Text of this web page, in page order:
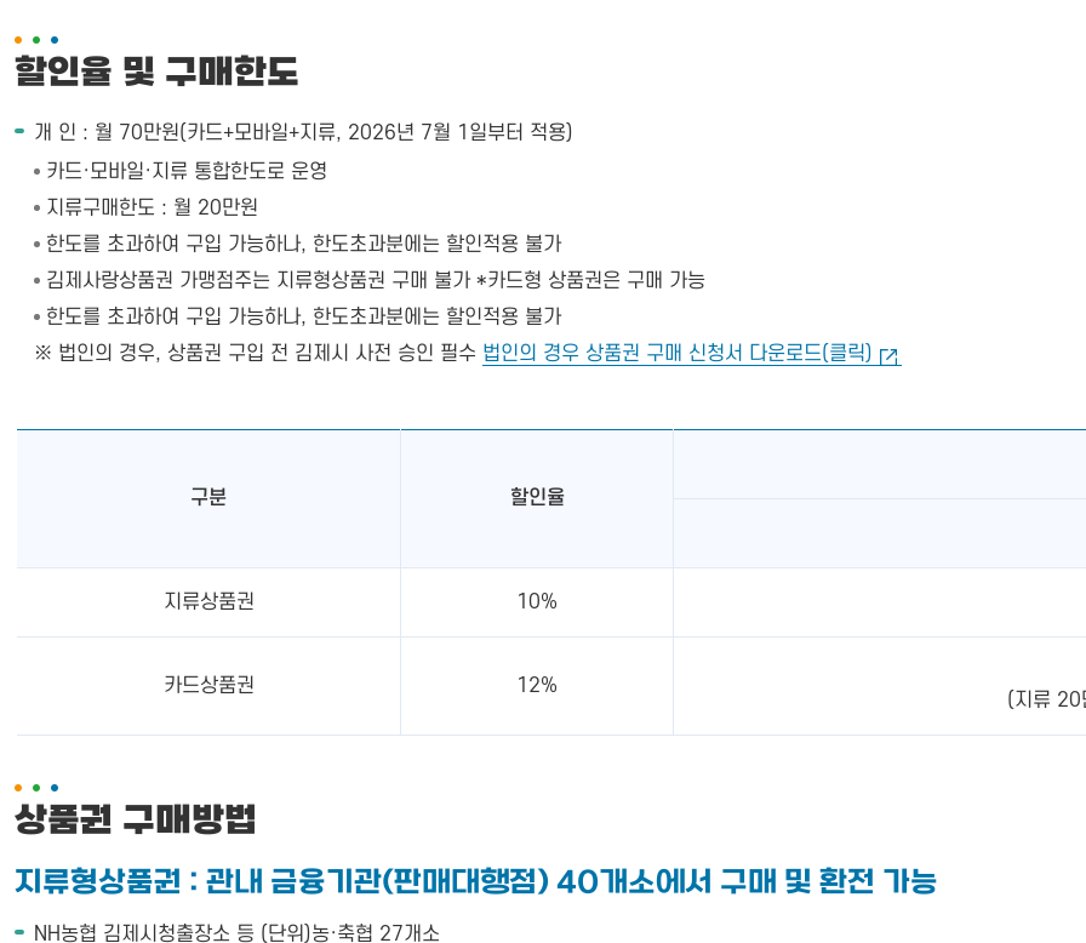
할인율 및 구매한도
개 인 : 월 70만원(카드+모바일+지류, 2026년 7월 1일부터 적용)
카드·모바일·지류 통합한도로 운영
지류구매한도 : 월 20만원
한도를 초과하여 구입 가능하나, 한도초과분에는 할인적용 불가
김제사랑상품권 가맹점주는 지류형상품권 구매 불가 *카드형 상품권은 구매 가능
한도를 초과하여 구입 가능하나, 한도초과분에는 할인적용 불가
※ 법인의 경우, 상품권 구입 전 김제시 사전 승인 필수 법인의 경우 상품권 구매 신청서 다운로드(클릭)
구분 할인율
지류상품권 10%
카드상품권 12%
(지류 20
상품권 구매방법
지류형상품권 : 관내 금융기관(판매대행점) 40개소에서 구매 및 환전 가능
NH농협 김제시청출장소 등 (단위)농·축협 27개소